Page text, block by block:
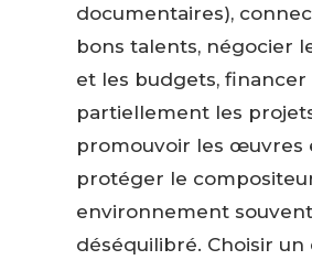
documentaires),
bons talents, négocier
et les budgets, financer
partiellement les
promouvoir les œuvres
protéger le
environnement souvent
déséquilibré. Choisir un